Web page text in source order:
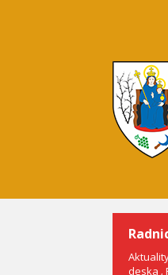
deska